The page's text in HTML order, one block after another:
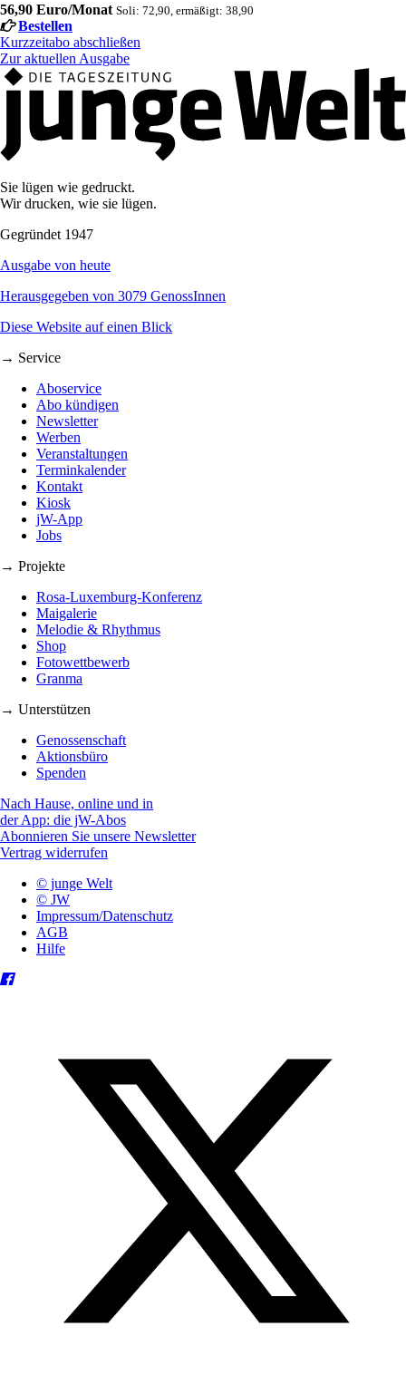
56,90 Euro/Monat Soli: 72,90, ermäßigt: 38,90
Bestellen
Kurzzeitabo abschließen
Zur aktuellen Ausgabe
Sie lügen wie gedruckt.
Wir drucken, wie sie lügen.
Gegründet 1947
Ausgabe von heute
Herausgegeben von 3079 GenossInnen
Diese Website auf einen Blick
→ Service
Aboservice
Abo kündigen
Newsletter
Werben
Veranstaltungen
Terminkalender
Kontakt
Kiosk
jW-App
Jobs
→ Projekte
Rosa-Luxemburg-Konferenz
Maigalerie
Melodie & Rhythmus
Shop
Fotowettbewerb
Granma
→ Unterstützen
Genossenschaft
Aktionsbüro
Spenden
Nach Hause, online und in
der App: die jW-Abos
Abonnieren Sie unsere Newsletter
Vertrag widerrufen
© junge Welt
© JW
Impressum/Datenschutz
AGB
Hilfe